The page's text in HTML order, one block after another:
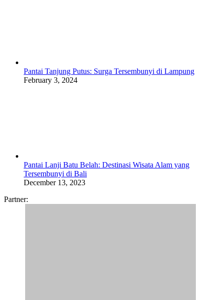
Pantai Tanjung Putus: Surga Tersembunyi di Lampung
February 3, 2024
Pantai Lanji Batu Belah: Destinasi Wisata Alam yang
Tersembunyi di Bali
December 13, 2023
Partner: